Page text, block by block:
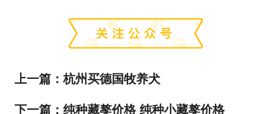
上一篇：杭州买德国牧养犬
下一篇： 纯种藏獒价格 纯种小藏獒价格